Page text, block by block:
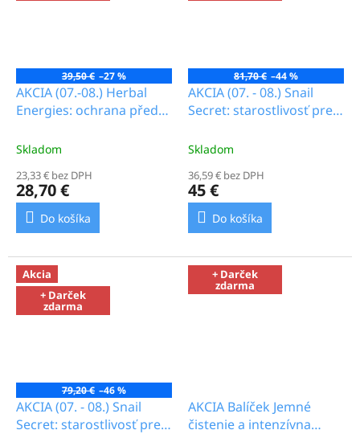
39,50 € –27 %
AKCIA (07.-08.) Herbal
Energies: ochrana před
Skladom
23,33 € bez DPH
28,70 €
Do košíka
81,70 € –44 %
AKCIA (07. - 08.) Snail
Secret: starostlivosť pre
pleť_30.8b
Skladom
36,59 € bez DPH
45 €
Do košíka
Akcia
+ Darček
zdarma
79,20 € –46 %
AKCIA (07. - 08.) Snail
Secret: starostlivosť pre
+ Darček
zdarma
AKCIA Balíček Jemné
čistenie a intenzívna